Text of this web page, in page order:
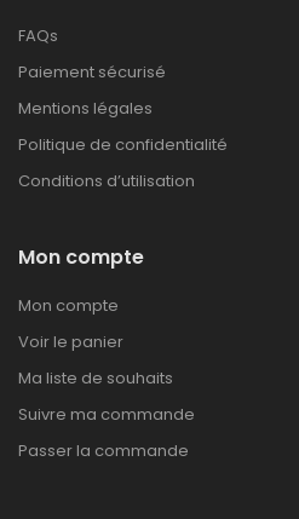
FAQs
Paiement sécurisé
Mentions légales
Politique de confidentialité
Conditions d’utilisation
Mon compte
Mon compte
Voir le panier
Ma liste de souhaits
Suivre ma commande
Passer la commande